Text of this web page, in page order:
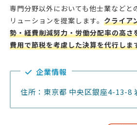
専門分野以外においても他士業などと
リューションを提案します。 クライア
勢・経費削減努力・労働分配率の高さ
費用で節税を考慮した決算を代行しま
企業情報
住所：東京都 中央区銀座4-13-8